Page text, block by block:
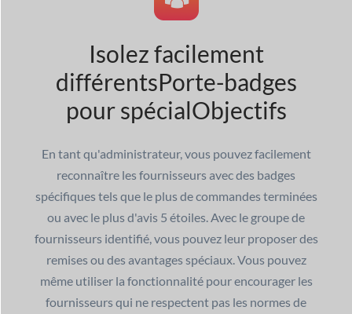
Isolez facilement
différentsPorte-badges
pour spécialObjectifs
En tant qu'administrateur, vous pouvez facilement
reconnaître les fournisseurs avec des badges
spécifiques tels que le plus de commandes terminées
ou avec le plus d'avis 5 étoiles. Avec le groupe de
fournisseurs identifié, vous pouvez leur proposer des
remises ou des avantages spéciaux. Vous pouvez
même utiliser la fonctionnalité pour encourager les
fournisseurs qui ne respectent pas les normes de